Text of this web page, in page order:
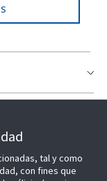
tal y como
con fines que